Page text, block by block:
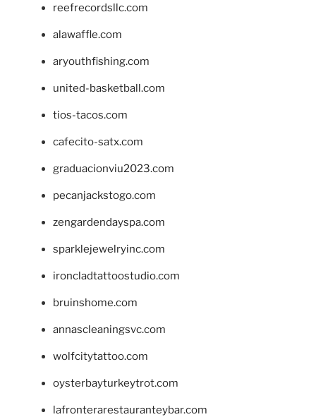
reefrecordsllc.com
alawaffle.com
aryouthfishing.com
united-basketball.com
tios-tacos.com
cafecito-satx.com
graduacionviu2023.com
pecanjackstogo.com
zengardendayspa.com
sparklejewelryinc.com
ironcladtattoostudio.com
bruinshome.com
annascleaningsvc.com
wolfcitytattoo.com
oysterbayturkeytrot.com
lafronterarestauranteybar.com